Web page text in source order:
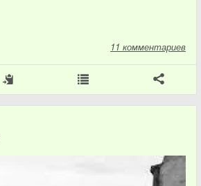
11 комментариев